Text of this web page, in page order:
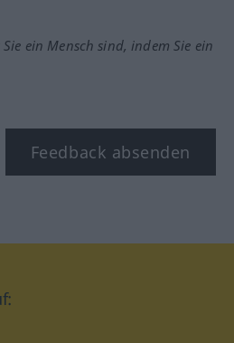
ein Mensch sind, indem Sie ein
Feedback absenden